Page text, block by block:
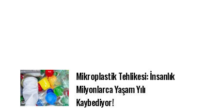
Mikroplastik Tehlikesi: İnsanlık
Milyonlarca Yaşam Yılı
Kaybediyor!